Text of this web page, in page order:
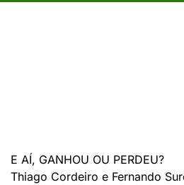
E AÍ, GANHOU OU PERDEU?
Thiago Cordeiro e Fernando